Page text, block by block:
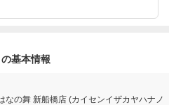
基本情報
なの舞 新船橋店 (カイセンイザカヤハナノ